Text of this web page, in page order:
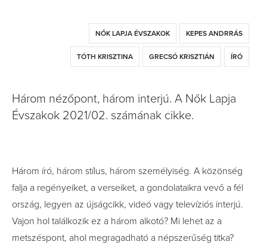
NŐK LAPJA ÉVSZAKOK KEPES ANDRRÁS
TÓTH KRISZTINA GRECSÓ KRISZTIÁN ÍRÓ
Három nézőpont, három interjú. A Nők Lapja
Évszakok 2021/02. számának cikke.
Három író, három stílus, három személyiség. A közönség
falja a regényeiket, a verseiket, a gondolataikra vevő a fél
ország, legyen az újságcikk, videó vagy televíziós interjú.
Vajon hol találkozik ez a három alkotó? Mi lehet az a
metszéspont, ahol megragadható a népszerűség titka?